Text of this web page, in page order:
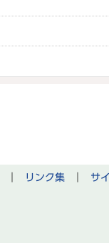
リンク集 サ